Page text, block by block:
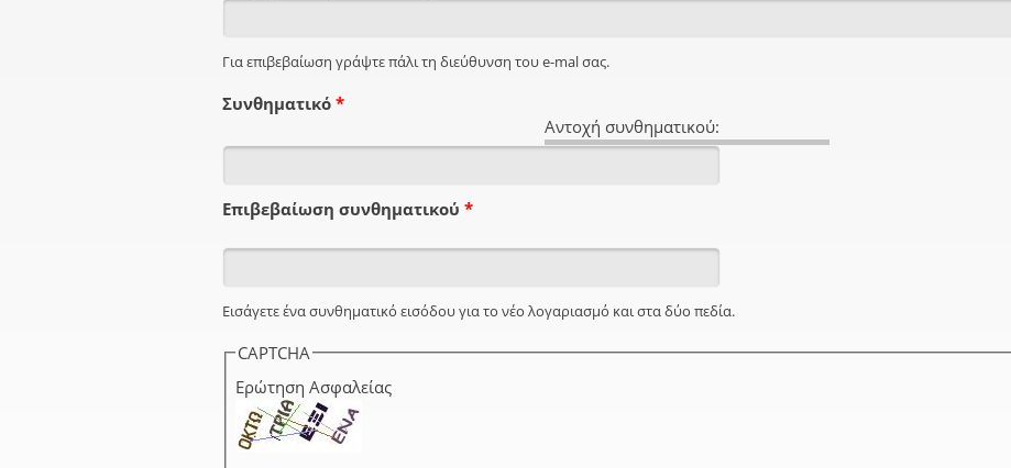
Για επιβεβαίωση γράψτε πάλι τη διεύθυνση του e-mal σας.
Αντοχή συνθηματικού:
Συνθηματικό *
Επιβεβαίωση συνθηματικού *
Εισάγετε ένα συνθηματικό εισόδου για το νέο λογαριασμό και στα δύο πεδία.
CAPTCHA
Ερώτηση Ασφαλείας